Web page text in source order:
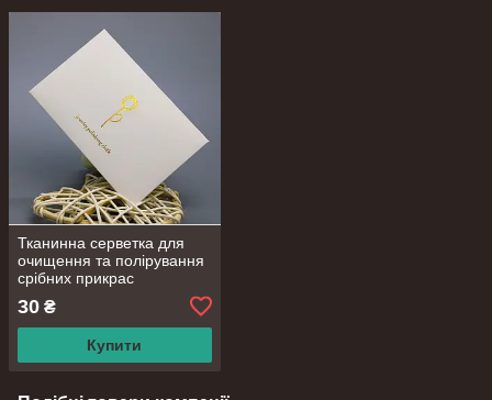
Тканинна серветка для
очищення та полірування
срібних прикрас
30 ₴
Купити